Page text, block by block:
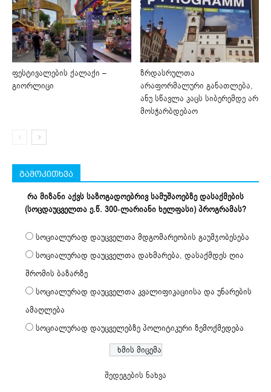
ფესტივალების ქალაქი –
გიორლიცი
ზრდასრულთა
არაფორმალური განათლება,
ანუ სწავლა კაცს სიბერემდე არ
მოსჭარბდებაო
გამოკითხვა
რა მიზანი აქვს საზოგადოებრივ სამუშაოებზე დასაქმების
(სოცდაუცველთა ე.წ. 300-ლარიანი ხელფასი) პროგრამას?
სოციალურად დაუცველთა მდგომარეობის გაუმჯობესება
სოციალურად დაუცველთა დახმარება, დასაქმდეს ღია
შრომის ბაზარზე
სოციალურად დაუცველთა კვალიფიკაციისა და უნარების
ამაღლება
სოციალურად დაუცველებზე პოლიტიკური ზემოქმედება
შედეგების ნახვა